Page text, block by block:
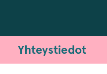
Yhteystiedot